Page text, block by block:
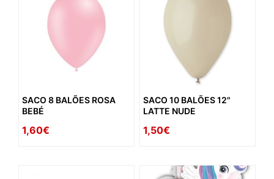
SACO 8 BALÕES ROSA
BEBÉ
1,60€
SACO 10 BALÕES 12"
LATTE NUDE
1,50€